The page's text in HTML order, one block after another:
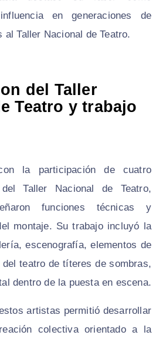
en generaciones de
Taller Nacional de Teatro.
del Taller
Teatro y trabajo
la participación de cuatro
Taller Nacional de Teatro,
funciones técnicas y
montaje. Su trabajo incluyó la
escenografía, elementos de
teatro de títeres de sombras,
dentro de la puesta en escena.
artistas permitió desarrollar
colectiva orientado a la